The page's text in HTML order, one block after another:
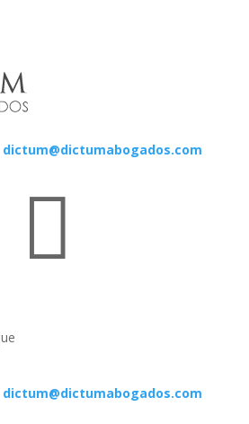
dictum@dictumabogados.com

dictum@dictumabogados.com